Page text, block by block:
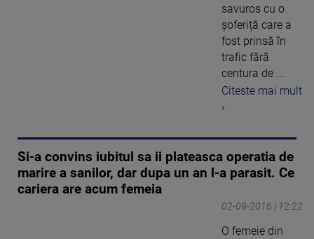
savuros cu o
șoferiță care a
fost prinsă în
trafic fără
centura de ...
Citeste mai mult
›
Si-a convins iubitul sa ii plateasca operatia de
marire a sanilor, dar dupa un an l-a parasit. Ce
cariera are acum femeia
02-09-2016 | 12:22
O femeie din